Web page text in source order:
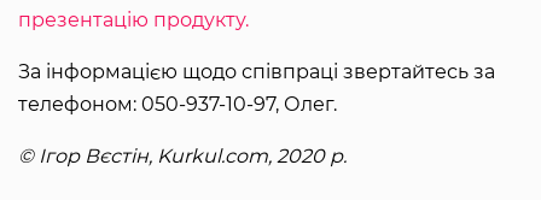
презентацію продукту.
За інформацією щодо співпраці звертайтесь за
телефоном: 050-937-10-97, Олег.
© Ігор Вєстін, Kurkul.com, 2020 р.